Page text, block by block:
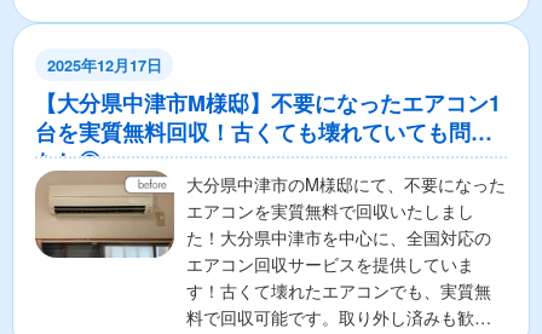
2025年12月17日
【大分県中津市M様邸】不要になったエアコン1
台を実質無料回収！古くても壊れていても問題
なし◎
大分県中津市のM様邸にて、不要になった
エアコンを実質無料で回収いたしまし
た！大分県中津市を中心に、全国対応の
エアコン回収サービスを提供していま
す！古くて壊れたエアコンでも、実質無
料で回収可能です。取り外し済みも歓